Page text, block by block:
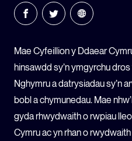
Mae Cyfeillion y Ddaear
hinsawdd sy’n ymgyrchu
Nghymru a datrysiadau sy’n
bobl a chymunedau. Mae
gyda rhwydwaith o rwpiau
Cymru ac yn rhan o